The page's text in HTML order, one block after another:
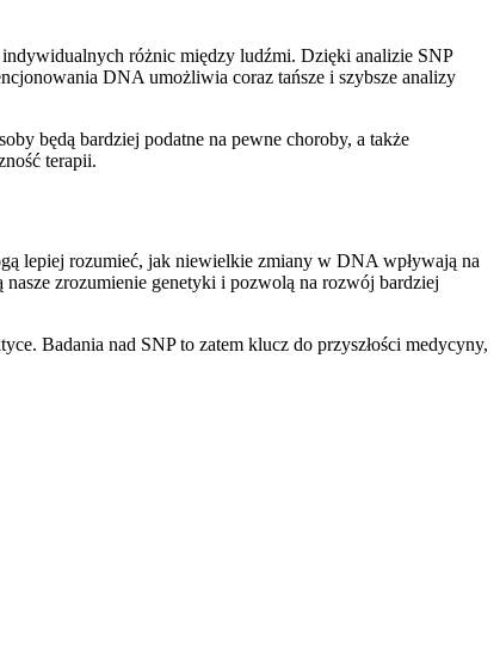
różnic między ludźmi. Dzięki analizie SNP
DNA umożliwia coraz tańsze i szybsze analizy
będą bardziej podatne na pewne choroby, a także
terapii.
lepiej rozumieć, jak niewielkie zmiany w DNA wpływają na
zrozumienie genetyki i pozwolą na rozwój bardziej
Badania nad SNP to zatem klucz do przyszłości medycyny,